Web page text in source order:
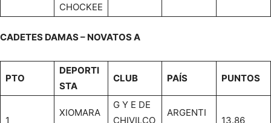
CHOCKEE
CADETES DAMAS – NOVATOS A
PTO
DEPORTI
STA
CLUB PAÍS PUNTOS
1
XIOMARA
G Y E DE
CHIVILCO
ARGENTI
13.86